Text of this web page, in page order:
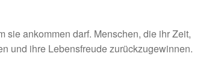
sie ankommen darf. Menschen, die ihr Zeit,
und ihre Lebensfreude zurückzugewinnen.